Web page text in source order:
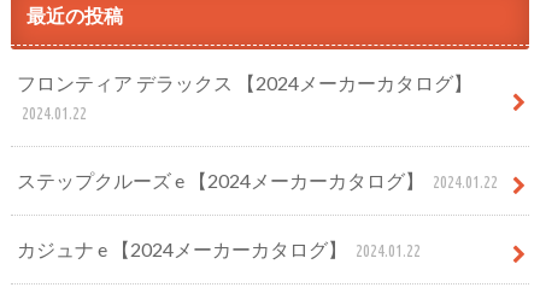
最近の投稿
フロンティア デラックス 【2024メーカーカタログ】
2024.01.22
ステップクルーズ e 【2024メーカーカタログ】 2024.01.22
カジュナ e 【2024メーカーカタログ】 2024.01.22